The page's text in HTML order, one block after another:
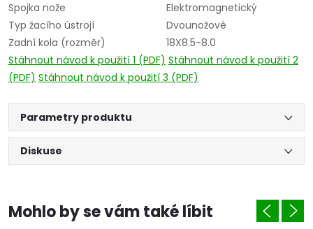
Spojka nože
Elektromagnetický
Typ žacího ústrojí
Dvounožové
Zadní kola (rozměr)
18X8.5-8.0
Stáhnout návod k použití 1 (PDF) Stáhnout návod k použití 2
(PDF) Stáhnout návod k použití 3 (PDF)
Parametry produktu
Diskuse